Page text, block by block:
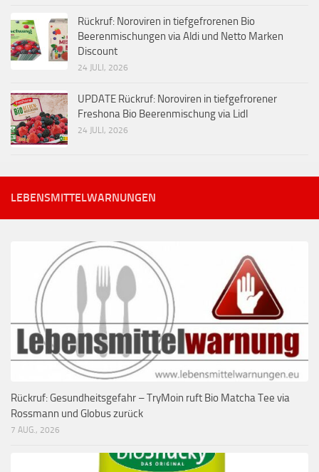
Rückruf: Noroviren in tiefgefrorenen Bio
Beerenmischungen via Aldi und Netto Marken
Discount
24 JULI, 2026
UPDATE Rückruf: Noroviren in tiefgefrorener
Freshona Bio Beerenmischung via Lidl
24 JULI, 2026
LEBENSMITTELWARNUNGEN
Rückruf: Gesundheitsgefahr – TryMoin ruft Bio Matcha Tee via
Rossmann und Globus zurück
7 AUG., 2026